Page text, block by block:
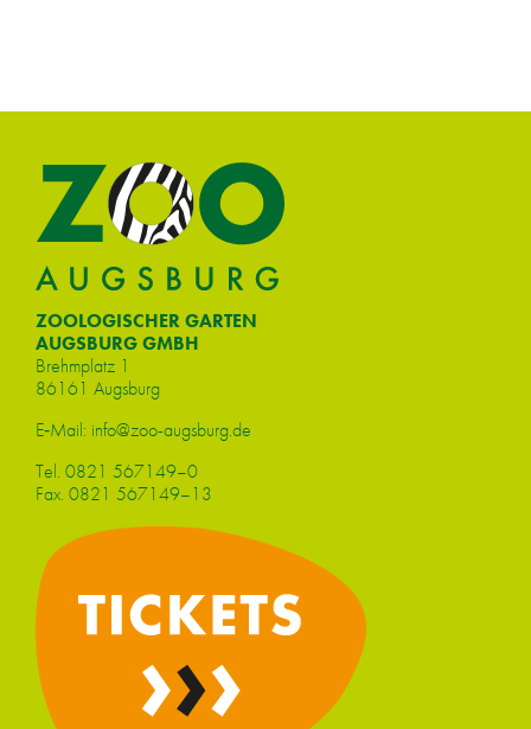
ZOOLOGISCHER GARTEN
AUGSBURG GMBH
Brehm­platz 1
86161 Augs­burg
E‑Mail: info@​zoo-​augsburg.​de
Tel. 0821 567149–0
Fax. 0821 567149–13